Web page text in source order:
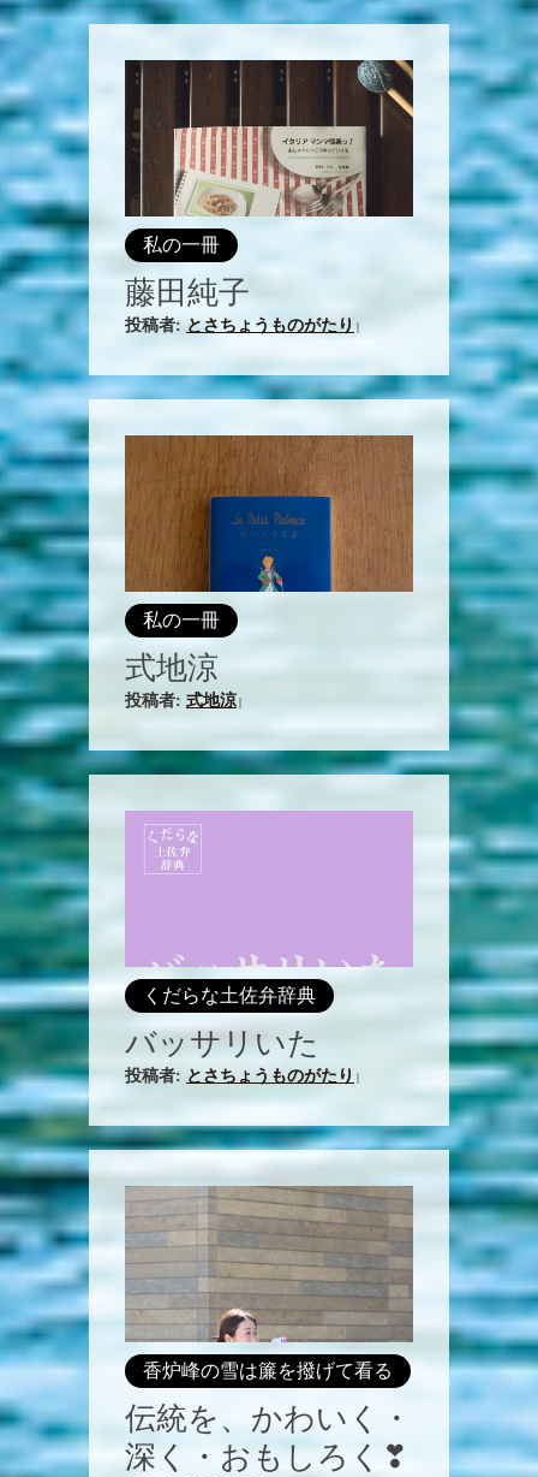
私の一冊
藤田純子
投稿者: とさちょうものがたり
私の一冊
式地涼
投稿者: 式地涼
くだらな土佐弁辞典
バッサリいた
投稿者: とさちょうものがたり
香炉峰の雪は簾を撥げて看る
伝統を、かわいく・
深く・おもしろく❣